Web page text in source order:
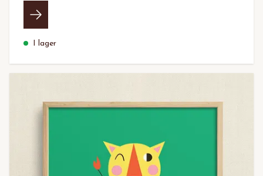
I lager